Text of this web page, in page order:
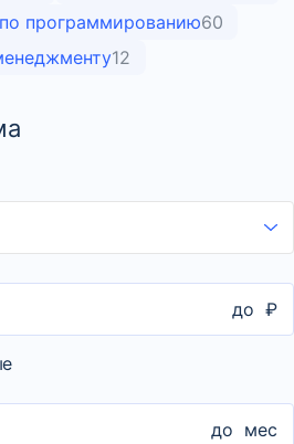
программированию60
12
до ₽
до мес